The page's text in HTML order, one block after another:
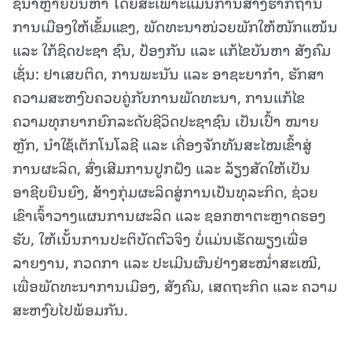
ການເມືອງໃຫ້ເຂັ້ມແຂງ, ພັດທະນາໜ່ວຍພັກໃຫ້ໜັກແໜ້ນ
ແລະ ໃກ້ຊິດປະຊາ ຊົນ, ປ້ອງກັນ ແລະ ແກ້ໄຂບັນຫາ ສັງຄົມ
ເຊັ່ນ: ຢາເສບຕິດ, ການພະນັນ ແລະ ອາຊະຍາກຳ, ຮັກສາ
ຄວາມສະຫງົບຄວບຄູ່ກັບການພັດທະນາ, ການແກ້ໄຂ
ຄວາມທຸກຍາກຍົກລະດັບຊີວິດປະຊາຊົນ ເປັນເປົ້າ ໝາຍ
ຫຼັກ, ນຳໃຊ້ເຕັກໂນໂລຊີ ແລະ ເຄື່ອງຈັກທັນສະໄໝເຂົ້າສູ່
ການຜະລິດ, ສົ່ງເສີມການປູກຝັງ ແລະ ລ້ຽງສັດໃຫ້ເປັນ
ອາຊີບຍືນຍົງ, ສ້າງກຸ່ມຜະລິດສູ່ການເປັນທຸລະກິດ, ຊ່ວຍ
ເຂົາເຈົ້າວາງແຜນການຜະລິດ ແລະ ຊອກຫາຕະຫຼາດຮອງ
ຮັບ, ໃຫ້ເນັ້ນການປະຕິບັດຕົວຈິງ ບໍ່ແມ່ນເຮັດພຽງເພື່ອ
ລາຍງານ, ກວດກາ ແລະ ປະເມີນຜົນຢ່າງສະໝ່ຳສະເໝີ,
ເພື່ອພັດທະນາການເມືອງ, ສັງຄົມ, ເສດຖະກິດ ແລະ ຄວາມ
ສະຫງົບໄປພ້ອມກັນ.